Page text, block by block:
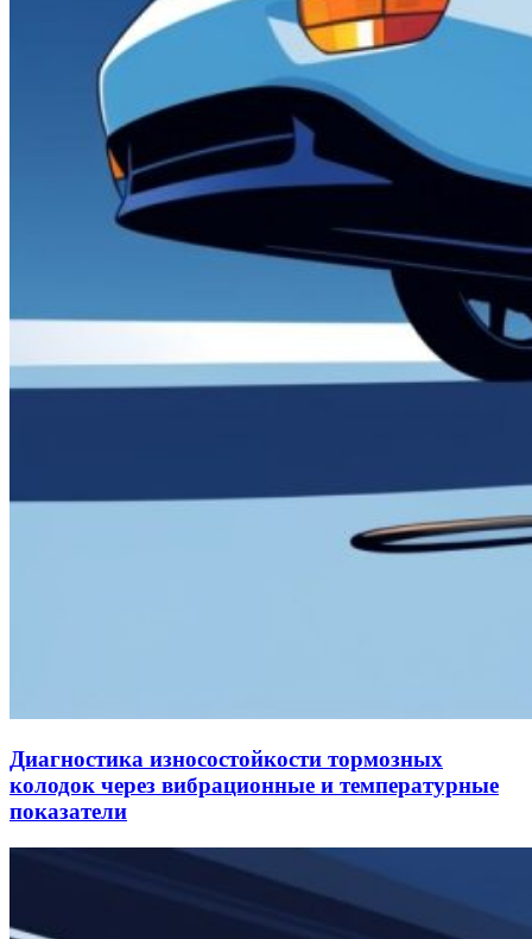
Диагностика износостойкости тормозных
колодок через вибрационные и температурные
показатели